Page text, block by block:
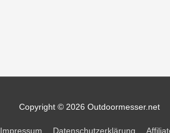
Copyright © 2026 Outdoormesser.net
Impressum Datenschutzerklärung